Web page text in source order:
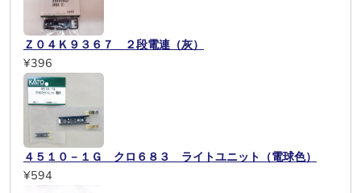
Ｚ０４Ｋ９３６７ ２段電連（灰）
¥396
４５１０－１Ｇ クロ６８３ ライトユニット（電球色）
¥594